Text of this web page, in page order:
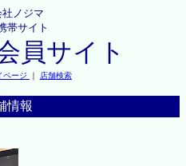
ノジマ
帯サイト
員サイト
ページ ｜ 店舗検索
情報